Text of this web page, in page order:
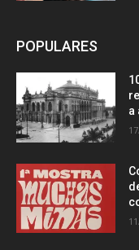
POPULARES
a